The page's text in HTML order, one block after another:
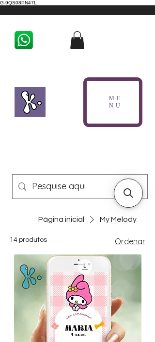
G-9QS08PN47L
ME
NU
Página inicial My Melody
14 produtos Ordenar